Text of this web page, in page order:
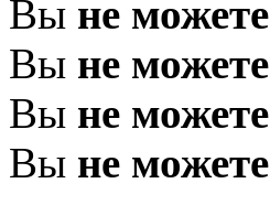
Вы не можете
Вы не можете
Вы не можете
Вы не можете